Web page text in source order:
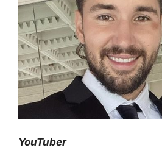
YouTuber